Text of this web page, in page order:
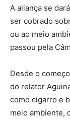
A aliança se
ser cobrado
ou ao meio
passou pela
Desde o
do relator
como cigarro e
meio ambiente,